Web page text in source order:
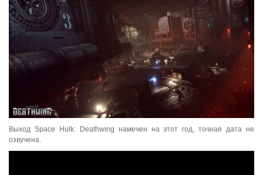
Выход Space Hulk: Deathwing намечен на этот год, точная дата не
озвучена.